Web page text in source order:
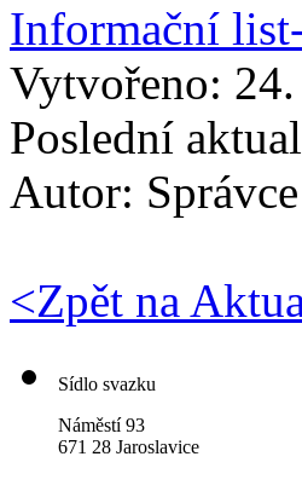
Informační
Vytvořeno:
Poslední
Autor:
<Zpět na
Sídlo svazku
Náměstí 93
671 28 Jaroslavice